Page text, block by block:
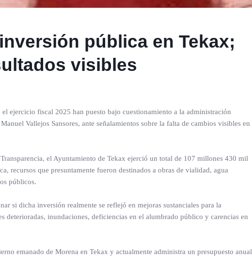
pública en Tekax;
visibles
ejercicio fiscal 2025 han puesto bajo cuestionamiento a la administración
Vallejos Sansores, ante señalamientos sobre la falta de cambios visibles en
el Ayuntamiento de Tekax ejerció un total de 107 millones 430 mil
recursos que presuntamente fueron destinados a obras de vialidad, agua
públicos.
si dicha inversión realmente se reflejó en mejoras sustanciales para la
deterioradas, inundaciones, deficiencias en el alumbrado público y carencias en
emanado de Morena en Tekax y actualmente administra un presupuesto anual